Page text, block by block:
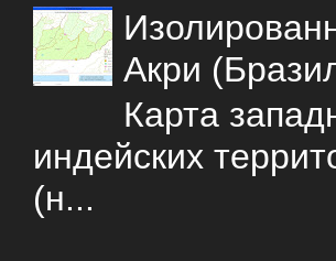
Акри
Карта
индейских
(н...